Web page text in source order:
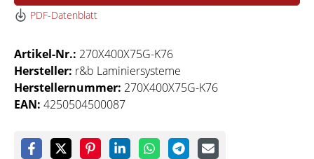
PDF-Datenblatt
Artikel-Nr.: 270X400X75G-K76
Hersteller: r&b Laminiersysteme
Herstellernummer: 270X400X75G-K76
EAN: 4250504500087